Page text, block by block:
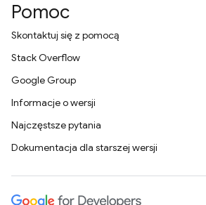
Pomoc
Skontaktuj się z pomocą
Stack Overflow
Google Group
Informacje o wersji
Najczęstsze pytania
Dokumentacja dla starszej wersji